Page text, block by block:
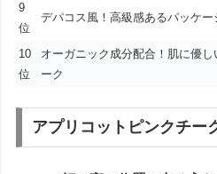
9
位
デパコス風！高級感あるパッケー
10
位
オーガニック成分配合！肌に優し
ーク
アプリコットピンクチー